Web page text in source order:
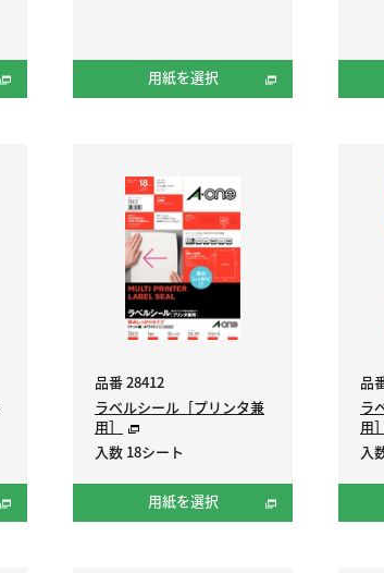
用紙を選択
品番 28412
ラベルシール［プリンタ兼
用］
入数 18シート
用紙を選択
品
ラ
用］
入